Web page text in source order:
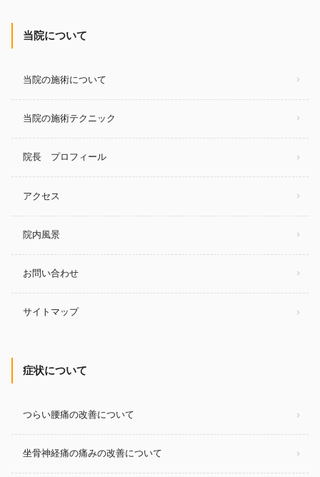
当院について
当院の施術について
当院の施術テクニック
院長 プロフィール
アクセス
院内風景
お問い合わせ
サイトマップ
症状について
つらい腰痛の改善について
坐骨神経痛の痛みの改善について